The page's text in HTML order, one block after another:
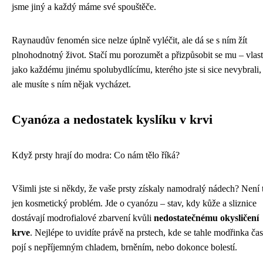
jsme jiný a každý máme své spouštěče.
Raynaudův fenomén sice nelze úplně vyléčit, ale dá se s ním žít
plnohodnotný život. Stačí mu porozumět a přizpůsobit se mu –
jako každému jinému spolubydlícímu, kterého jste si sice nevybrali,
ale musíte s ním nějak vycházet.
Cyanóza a nedostatek kyslíku v krvi
Když prsty hrají do modra: Co nám tělo říká?
Všimli jste si někdy, že vaše prsty získaly namodralý nádech? Není
jen kosmetický problém. Jde o cyanózu – stav, kdy kůže a sliznice
dostávají modrofialové zbarvení kvůli nedostatečnému okysličení
krve. Nejlépe to uvidíte právě na prstech, kde se tahle modřinka
pojí s nepříjemným chladem, brněním, nebo dokonce bolestí.